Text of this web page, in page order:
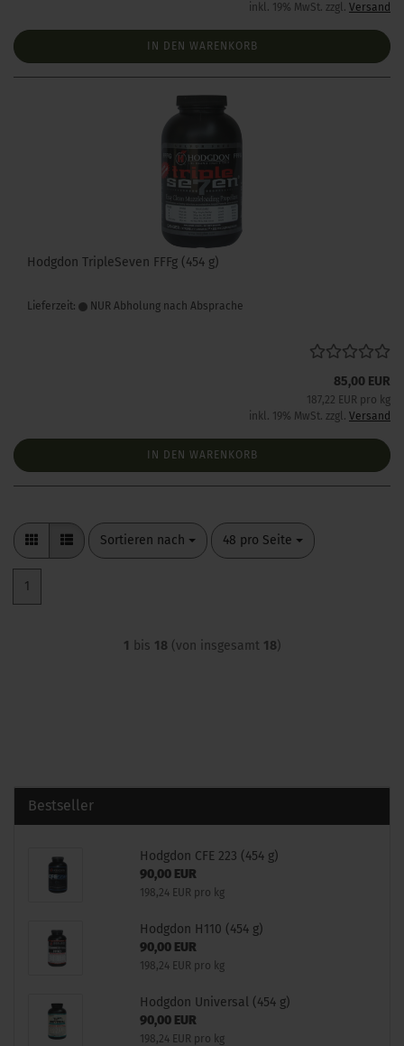
inkl. 19% MwSt. zzgl. Versand
IN DEN WARENKORB
Hodgdon TripleSeven FFFg (454 g)
Lieferzeit: NUR Abholung nach Absprache
85,00 EUR
187,22 EUR pro kg
inkl. 19% MwSt. zzgl. Versand
IN DEN WARENKORB
Sortieren nach
Sortieren nach 48 pro Seite
pro Seite
1
1 bis 18 (von insgesamt 18)
Bestseller
Hodgdon CFE 223 (454 g)
90,00 EUR
198,24 EUR pro kg
Hodgdon H110 (454 g)
90,00 EUR
198,24 EUR pro kg
Hodgdon Universal (454 g)
90,00 EUR
198,24 EUR pro kg